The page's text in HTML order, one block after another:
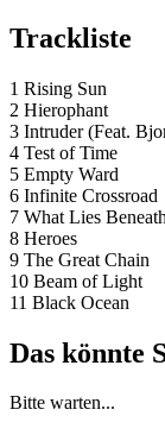
Trackliste
1 Rising Sun
2 Hierophant
3 Intruder (Feat.
4 Test of Time
5 Empty Ward
6 Infinite Crossroad
7 What Lies Beneath
8 Heroes
9 The Great Chain
10 Beam of Light
11 Black Ocean
Das könnte
Bitte warten...